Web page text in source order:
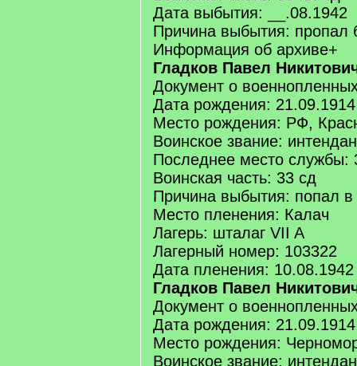
Дата выбытия: __.08.1942
Причина выбытия: пропал
Информация об архиве+
Гладков Павел
Документ о
Дата рождения: 21.09.1914
Место рождения: РФ,
Воинское звание:
Последнее место службы:
Воинская часть: 33 сд
Причина выбытия: попал в
Место пленения: Калач
Лагерь: шталаг VII A
Лагерный номер: 103322
Дата пленения: 10.08.1942
Гладков Павел
Документ о
Дата рождения: 21.09.1914
Место рождения:
Воинское звание: